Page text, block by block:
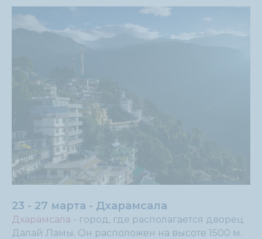
23 - 27 марта - Дхарамсала
Дхарамсала - город, где располагается дворец
Далай Ламы. Он расположен на высоте 1500 м.